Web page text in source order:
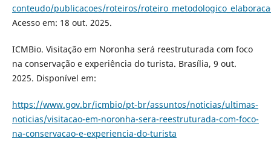
conteudo/publicacoes/roteiros/
Acesso em: 18 out. 2025.
ICMBio. Visitação em Noronha será reestruturada com foco
na conservação e experiência do turista. Brasília, 9 out.
2025. Disponível em:
https://www.gov.br/icmbio/pt-br/assuntos/noticias/ultimas-
noticias/visitacao-em-noronha-sera-reestruturada-com-foco-
na-conservacao-e-experiencia-do-turista